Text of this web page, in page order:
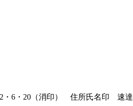
6・20（消印） 住所氏名印 速達